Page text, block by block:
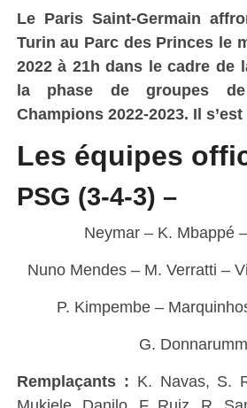
Le Paris Saint-Germain
Turin au Parc des Princes le
2022 à 21h dans le cadre de
la phase de groupes
Champions 2022-2023. Il
Les équipes
PSG (3-4-3) –
Neymar – K. Mbappé
Nuno Mendes – M. Verratti –
P. Kimpembe –
G.
Remplaçants : K. Navas, S.